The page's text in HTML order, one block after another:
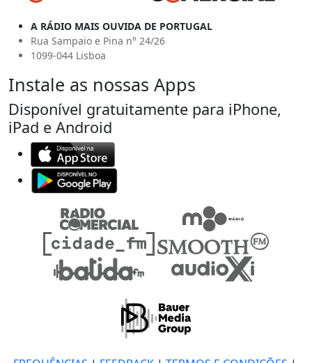
A RÁDIO MAIS OUVIDA DE PORTUGAL
Rua Sampaio e Pina n° 24/26
1099-044 Lisboa
Instale as nossas Apps
Disponível gratuitamente para iPhone,
iPad e Android